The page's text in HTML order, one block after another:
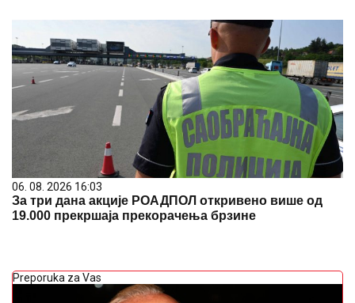
06. 08. 2026 16:03
За три дана акције РОАДПОЛ откривено више од
19.000 прекршаја прекорачења брзине
Preporuka za Vas